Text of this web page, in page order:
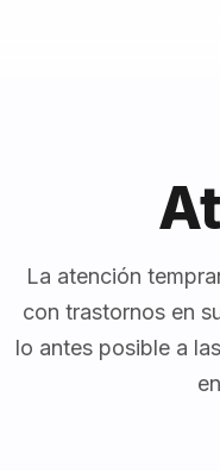
La atención
con trastornos en
lo antes posible a